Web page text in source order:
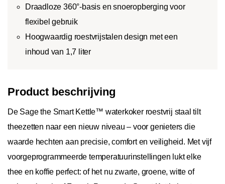
Draadloze 360°-basis en snoeropberging voor
flexibel gebruik
Hoogwaardig roestvrijstalen design met een
inhoud van 1,7 liter
Product beschrijving
De Sage the Smart Kettle™ waterkoker roestvrij staal tilt
theezetten naar een nieuw niveau – voor genieters die
waarde hechten aan precisie, comfort en veiligheid. Met vijf
voorgeprogrammeerde temperatuurinstellingen lukt elke
thee en koffie perfect: of het nu zwarte, groene, witte of